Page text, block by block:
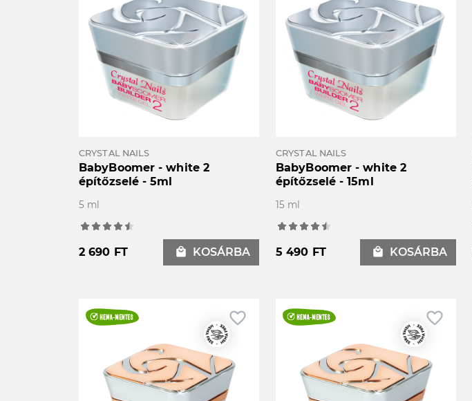
CRYSTAL NAILS
BabyBoomer - white 2
építőzselé - 5ml
5 ml
2 690 FT local_mall KOSÁRBA
CRYSTAL NAILS
BabyBoomer - white 2
építőzselé - 15ml
15 ml
5 490 FT local_mall KOSÁRBA
favorite_border favorite_border